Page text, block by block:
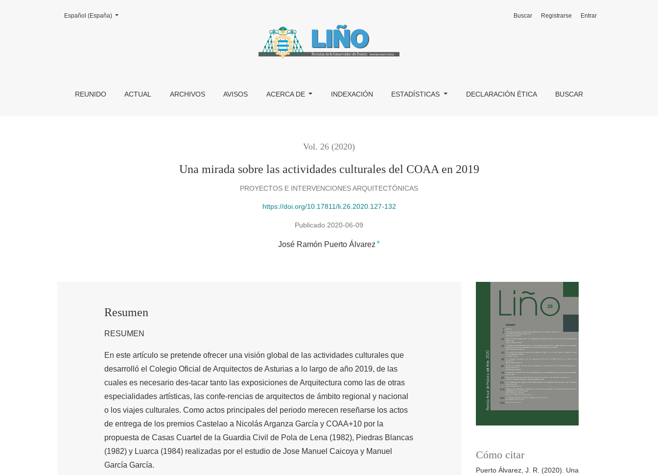
Una mirada sobre las actividades culturales del COAA en 2019
REUNIDO ACTUAL ARCHIVOS AVISOS ACERCA DE INDEXACIÓN ESTADÍSTICAS DECLARACIÓN ÉTICA BUSCAR
Buscar Registrarse Entrar
Cambiar el idioma. El actual es:
Español (España)
Vol. 26 (2020)
Una mirada sobre las actividades culturales del COAA en 2019
PROYECTOS E INTERVENCIONES ARQUITECTÓNICAS
https://doi.org/10.17811/li.26.2020.127-132
Publicado 2020-06-09
José Ramón Puerto Álvarez +
Cómo citar
Puerto Álvarez, J. R. (2020). Una
Resumen
RESUMEN
En este artículo se pretende ofrecer una visión global de las actividades culturales que
desarrolló el Colegio Oficial de Arquitectos de Asturias a lo largo de año 2019, de las
cuales es necesario des-tacar tanto las exposiciones de Arquitectura como las de otras
especialidades artísticas, las confe-rencias de arquitectos de ámbito regional y nacional
o los viajes culturales. Como actos principales del periodo merecen reseñarse los actos
de entrega de los premios Castelao a Nicolás Arganza García y COAA+10 por la
propuesta de Casas Cuartel de la Guardia Civil de Pola de Lena (1982), Piedras Blancas
(1982) y Luarca (1984) realizadas por el estudio de Jose Manuel Caicoya y Manuel
García García.